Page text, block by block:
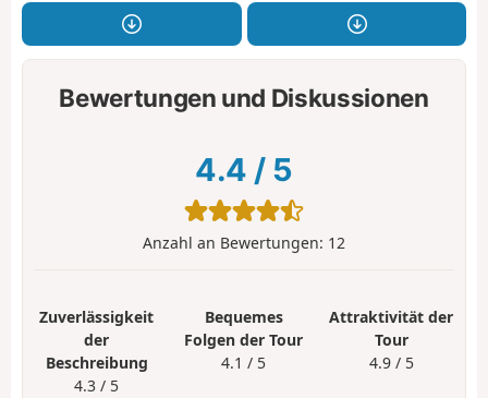
Bewertungen und Diskussionen
4.4 / 5
Anzahl an Bewertungen: 12
Zuverlässigkeit
der
Beschreibung
4.3 / 5
Bequemes
Folgen der Tour
4.1 / 5
Attraktivität der
Tour
4.9 / 5